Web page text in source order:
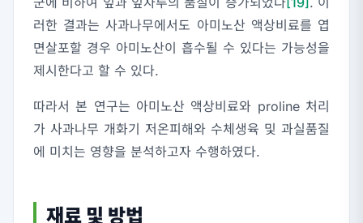
러한 결과는 사과나무에서도 아미노산 액상비료를 엽
면살포할 경우 아미노산이 흡수될 수 있다는 가능성을
제시한다고 할 수 있다.
따라서 본 연구는 아미노산 액상비료와 proline 처리
가 사과나무 개화기 저온피해와 수체생육 및 과실품질
에 미치는 영향을 분석하고자 수행하였다.
재료 및 방법